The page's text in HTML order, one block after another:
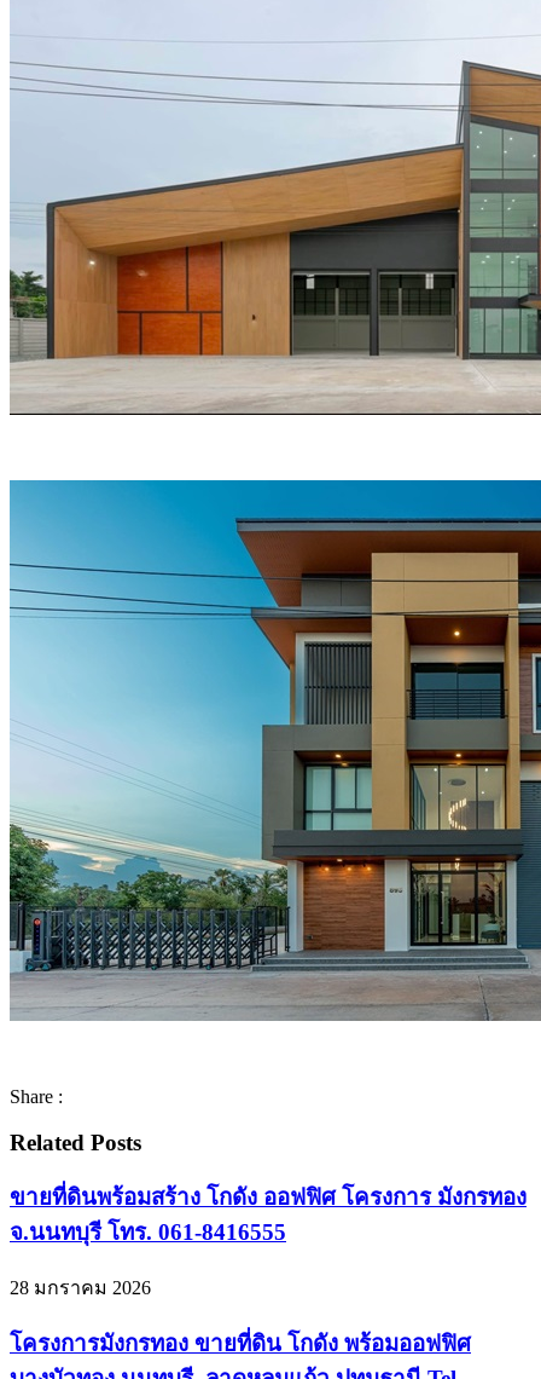
Share :
Related Posts
ขายที่ดินพร้อมสร้าง โกดัง ออฟฟิศ โครงการ มังกรทอง
จ.นนทบุรี โทร. 061-8416555
28 มกราคม 2026
โครงการมังกรทอง ขายที่ดิน โกดัง พร้อมออฟฟิศ